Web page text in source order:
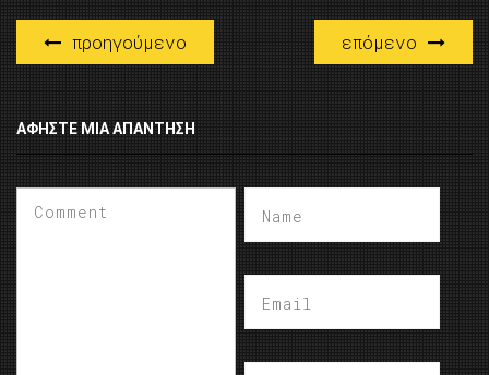
προηγούμενο επόμενο
ΑΦΉΣΤΕ ΜΙΑ ΑΠΆΝΤΗΣΗ